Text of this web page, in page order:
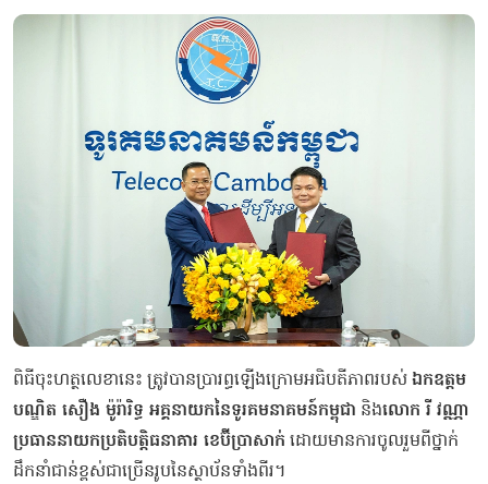
ពិធីចុះហត្ថលេខានេះ ត្រូវបានប្រារព្ធឡើងក្រោមអធិបតីភាពរបស់ឯកឧត្ដម
បណ្ឌិត សឿង ម៉ូរ៉ារិទ្ធ អគ្គនាយកនៃទូរគមនាគមន៍កម្ពុជា និងលោក រី វណ្ណា
ប្រធាននាយកប្រតិបត្តិធនាគារ ខេប៊ីប្រាសាក់ ដោយមានការចូលរួមពីថ្នាក់
ដឹកនាំជាន់ខ្ពស់ជាច្រើនរូបនៃស្ថាប័នទាំងពីរ។